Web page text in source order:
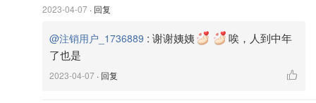
💰
这个预算不仅是成为铲屎官那一天所花的钱，而且还有日后
每一天所需的费用。如果是想要从小奶狗开始养起，那一般
2023-04-07 · 回复
@注销用户_1736889 : 谢谢姨姨
唉，人到中年
了也是
2023-04-07 · 回复